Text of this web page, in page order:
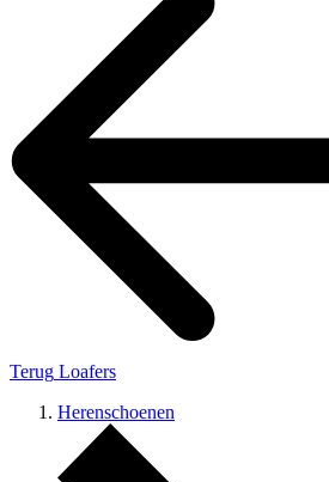
Terug Loafers
Herenschoenen